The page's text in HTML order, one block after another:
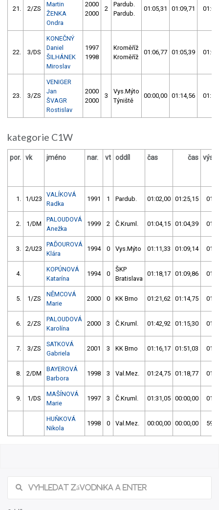
21. 2/ZS
Martin
ŽENKA
Ondra
2000
2000
2
Pardub.
Pardub.
01:05,31 01:09,71
22. 3/DS
KONEČNÝ
Daniel
ŠILHÁNEK
Miroslav
1997
1998
Kroměříž
Kroměříž
01:06,77 01:05,39
23. 3/ZS
VENIGER
Jan
ŠVAGR
Rostislav
2000
2000
3
Vys.Mýto
Týniště
00:00,00 01:14,56
kategorie C1W
por. vk jméno nar. vt oddíl čas čas
1. 1/U23
VALÍKOVÁ
Radka
1991 1 Pardub. 01:02,00 01:25,15
2. 1/DM
PALOUDOVÁ
Anežka
1999 2 Č.Kruml. 01:04,15 01:04,39
3. 2/U23
PAĎOUROVÁ
Klára
1994 0 Vys.Mýto 01:11,33 01:09,14
4.
KOPÚNOVÁ
Katarína
1994 0
ŠKP
Bratislava
01:18,17 01:09,86
5. 1/ZS
NĚMCOVÁ
Marie
2000 0 KK Brno 01:21,62 01:14,75
6. 2/ZS
PALOUDOVÁ
Karolína
2000 3 Č.Kruml. 01:42,92 01:15,30
7. 3/ZS
SATKOVÁ
Gabriela
2001 3 KK Brno 01:16,17 01:51,03
8. 2/DM
BAYEROVÁ
Barbora
1998 3 Val.Mez. 01:24,75 01:18,77
9. 1/DS
MAŠÍNOVÁ
Marie
1997 3 Č.Kruml. 01:31,05 00:00,00
HUŇKOVÁ
Nikola
1998 0 Val.Mez. 00:00,00 00:00,00